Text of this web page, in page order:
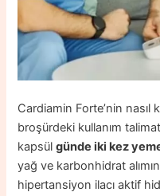
Cardiamin Forte’nin nasıl
broşürdeki kullanım
kapsülgünde iki kez
yağ ve karbonhidrat
hipertansiyon ilacı aktif